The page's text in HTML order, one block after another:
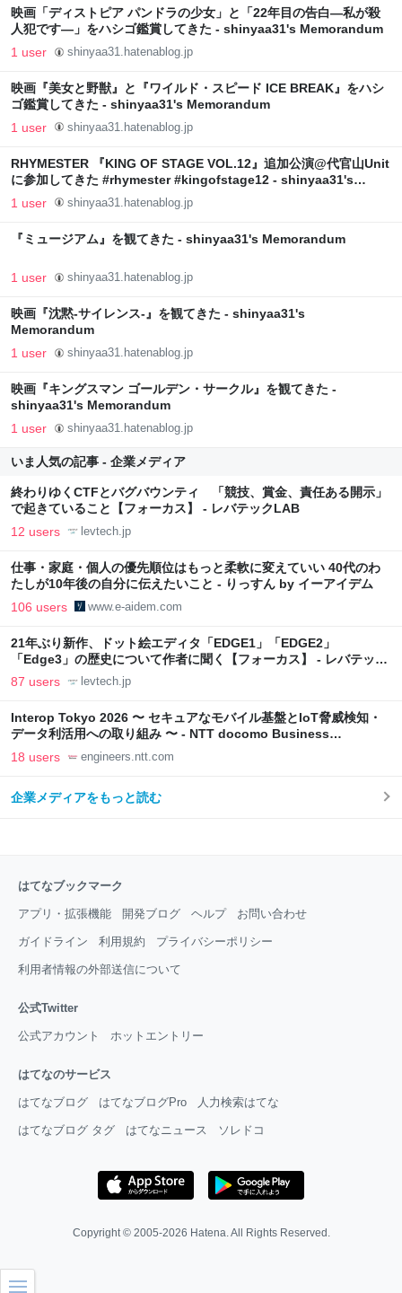
映画「ディストピア パンドラの少女」と「22年目の告白―私が殺
人犯です―」をハシゴ鑑賞してきた - shinyaa31's Memorandum
1 user shinyaa31.hatenablog.jp
映画『美女と野獣』と『ワイルド・スピード ICE BREAK』をハシ
ゴ鑑賞してきた - shinyaa31's Memorandum
1 user shinyaa31.hatenablog.jp
RHYMESTER 『KING OF STAGE VOL.12』追加公演@代官山Unit
に参加してきた #rhymester #kingofstage12 - shinyaa31's
Memorandum
1 user shinyaa31.hatenablog.jp
『ミュージアム』を観てきた - shinyaa31's Memorandum
1 user shinyaa31.hatenablog.jp
映画『沈黙‐サイレンス‐』を観てきた - shinyaa31's
Memorandum
1 user shinyaa31.hatenablog.jp
映画『キングスマン ゴールデン・サークル』を観てきた -
shinyaa31's Memorandum
1 user shinyaa31.hatenablog.jp
いま人気の記事 - 企業メディア
終わりゆくCTFとバグバウンティ 「競技、賞金、責任ある開示」
で起きていること【フォーカス】 - レバテックLAB
12 users levtech.jp
仕事・家庭・個人の優先順位はもっと柔軟に変えていい 40代のわ
たしが10年後の自分に伝えたいこと - りっすん by イーアイデム
106 users www.e-aidem.com
21年ぶり新作、ドット絵エディタ「EDGE1」「EDGE2」
「Edge3」の歴史について作者に聞く【フォーカス】 - レバテック
LAB
87 users levtech.jp
Interop Tokyo 2026 〜 セキュアなモバイル基盤とIoT脅威検知・
データ利活用への取り組み 〜 - NTT docomo Business
Engineers' Blog
18 users engineers.ntt.com
企業メディアをもっと読む
はてなブックマーク
アプリ・拡張機能 開発ブログ ヘルプ お問い合わせ
ガイドライン 利用規約 プライバシーポリシー
利用者情報の外部送信について
公式Twitter
公式アカウント ホットエントリー
はてなのサービス
はてなブログ はてなブログPro 人力検索はてな
はてなブログ タグ はてなニュース ソレドコ
Copyright © 2005-2026 Hatena. All Rights Reserved.